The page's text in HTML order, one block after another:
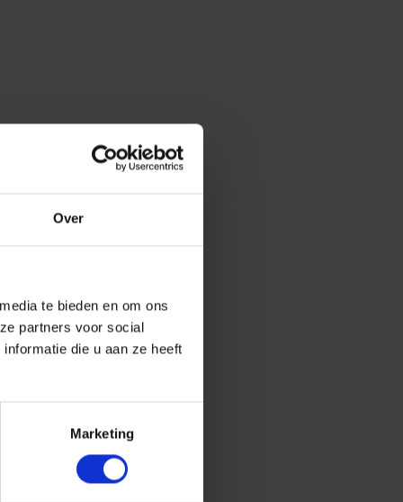
Over
te bieden en om ons
partners voor social
die u aan ze heeft
Marketing